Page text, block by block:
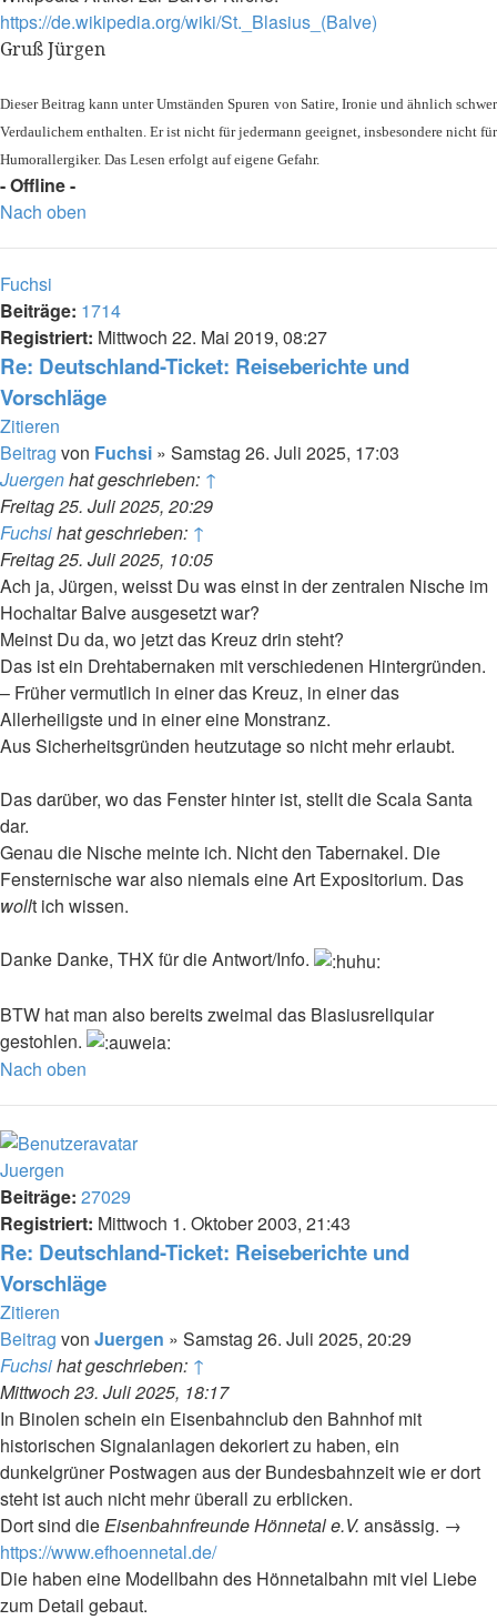
https://de.wikipedia.org/wiki/St._Blasius_(Balve)
Gruß Jürgen
Dieser Beitrag kann unter Umständen Spuren von Satire, Ironie und ähnlich schwer
Verdaulichem enthalten. Er ist nicht für jedermann geeignet, insbesondere nicht für
Humorallergiker. Das Lesen erfolgt auf eigene Gefahr.
- Offline -
Nach oben
Fuchsi
Beiträge: 1714
Registriert: Mittwoch 22. Mai 2019, 08:27
Re: Deutschland-Ticket: Reiseberichte und
Vorschläge
Zitieren
Beitrag von Fuchsi » Samstag 26. Juli 2025, 17:03
Juergenhat geschrieben: ↑
Freitag 25. Juli 2025, 20:29
Fuchsihat geschrieben: ↑
Freitag 25. Juli 2025, 10:05
Ach ja, Jürgen, weisst Du was einst in der zentralen Nische im
Hochaltar Balve ausgesetzt war?
Meinst Du da, wo jetzt das Kreuz drin steht?
Das ist ein Drehtabernaken mit verschiedenen Hintergründen.
– Früher vermutlich in einer das Kreuz, in einer das
Allerheiligste und in einer eine Monstranz.
Aus Sicherheitsgründen heutzutage so nicht mehr erlaubt.
Das darüber, wo das Fenster hinter ist, stellt die Scala Santa
dar.
Genau die Nische meinte ich. Nicht den Tabernakel. Die
Fensternische war also niemals eine Art Expositorium. Das
wollt ich wissen.
Danke Danke, THX für die Antwort/Info.
BTW hat man also bereits zweimal das Blasiusreliquiar
gestohlen.
Nach oben
Juergen
Beiträge: 27029
Registriert: Mittwoch 1. Oktober 2003, 21:43
Re: Deutschland-Ticket: Reiseberichte und
Vorschläge
Zitieren
Beitrag von Juergen » Samstag 26. Juli 2025, 20:29
Fuchsihat geschrieben: ↑
Mittwoch 23. Juli 2025, 18:17
In Binolen schein ein Eisenbahnclub den Bahnhof mit
historischen Signalanlagen dekoriert zu haben, ein
dunkelgrüner Postwagen aus der Bundesbahnzeit wie er dort
steht ist auch nicht mehr überall zu erblicken.
Dort sind dieEisenbahnfreunde Hönnetal e.V. ansässig. →
https://www.efhoennetal.de/
Die haben eine Modellbahn des Hönnetalbahn mit viel Liebe
zum Detail gebaut.